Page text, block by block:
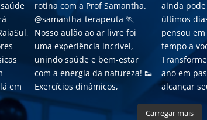
Carregar mais